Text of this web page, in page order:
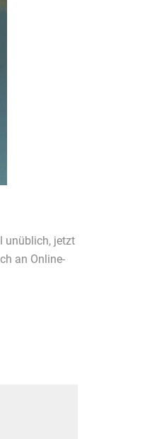
unüblich, jetzt
an Online-